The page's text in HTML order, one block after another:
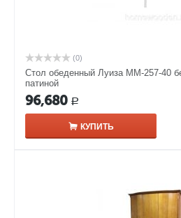
(0)
Стол обеденный Луиза ММ-257-40
патиной
96,680 Р
КУПИТЬ